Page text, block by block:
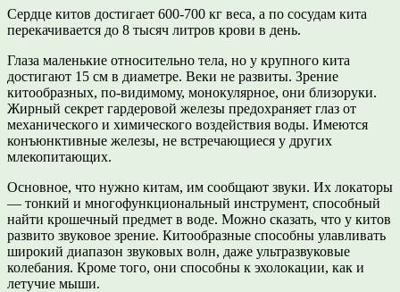
Сердце китов достигает 600-700 кг веса, а по сосудам кита
перекачивается до 8 тысяч литров крови в день.
Глаза маленькие относительно тела, но у крупного кита
достигают 15 см в диаметре. Веки не развиты. Зрение
китообразных, по-видимому, монокулярное, они близоруки.
Жирный секрет гардеровой железы предохраняет глаз от
механического и химического воздействия воды. Имеются
конъюнктивные железы, не встречающиеся у других
млекопитающих.
Основное, что нужно китам, им сообщают звуки. Их локаторы
— тонкий и многофункциональный инструмент, способный
найти крошечный предмет в воде. Можно сказать, что у китов
развито звуковое зрение. Китообразные способны улавливать
широкий диапазон звуковых волн, даже ультразвуковые
колебания. Кроме того, они способны к эхолокации, как и
летучие мыши.